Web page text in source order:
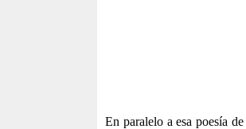
En paralelo a esa poesía